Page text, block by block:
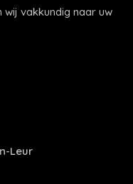
vakkundig naar uw
Leur